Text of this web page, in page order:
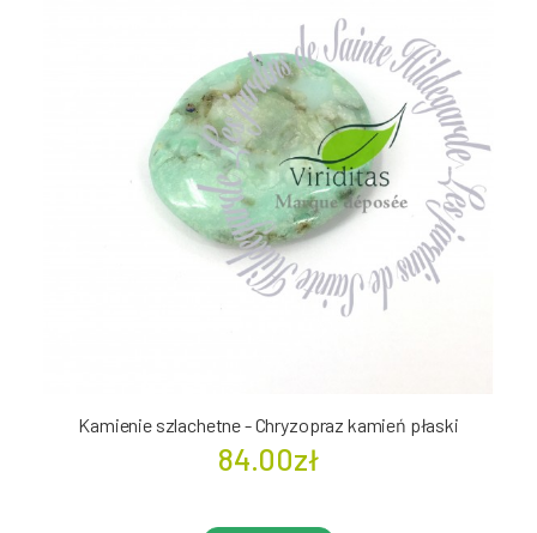
Kamienie szlachetne - Chryzopraz kamień płaski
84.00zł